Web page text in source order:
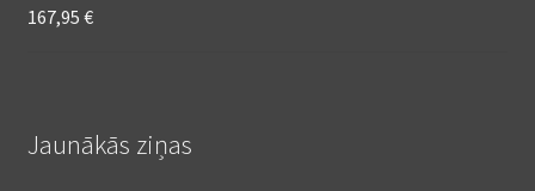
167,95 €
Jaunākās ziņas